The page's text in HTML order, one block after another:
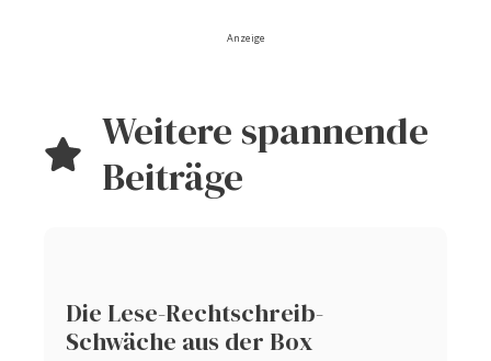
Anzeige
Weitere spannende
Beiträge
Die Lese-Rechtschreib-
Schwäche aus der Box